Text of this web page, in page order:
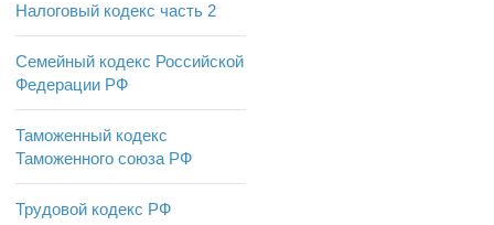
Налоговый кодекс часть 2
Семейный кодекс Российской
Федерации РФ
Таможенный кодекс
Таможенного союза РФ
Трудовой кодекс РФ